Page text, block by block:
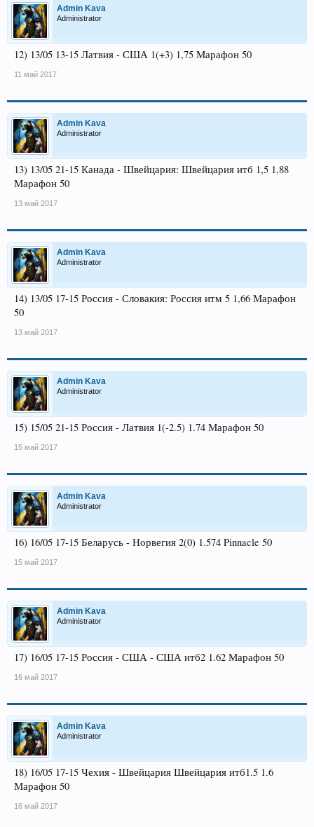
Admin Kava
Administrator
12) 13/05 13-15 Латвия - США 1(+3) 1,75 Марафон 50
11 май 2017
Admin Kava
Administrator
13) 13/05 21-15 Канада - Швейцария: Швейцария итб 1,5 1,88
Марафон 50
13 май 2017
Admin Kava
Administrator
14) 13/05 17-15 Россия - Словакия: Россия итм 5 1,66 Марафон
50
13 май 2017
Admin Kava
Administrator
15) 15/05 21-15 Россия - Латвия 1(-2.5) 1.74 Марафон 50
15 май 2017
Admin Kava
Administrator
16) 16/05 17-15 Беларусь - Норвегия 2(0) 1.574 Pinnacle 50
15 май 2017
Admin Kava
Administrator
17) 16/05 17-15 Россия - США - США итб2 1.62 Марафон 50
16 май 2017
Admin Kava
Administrator
18) 16/05 17-15 Чехия - Швейцария Швейцария итб1.5 1.6
Марафон 50
16 май 2017